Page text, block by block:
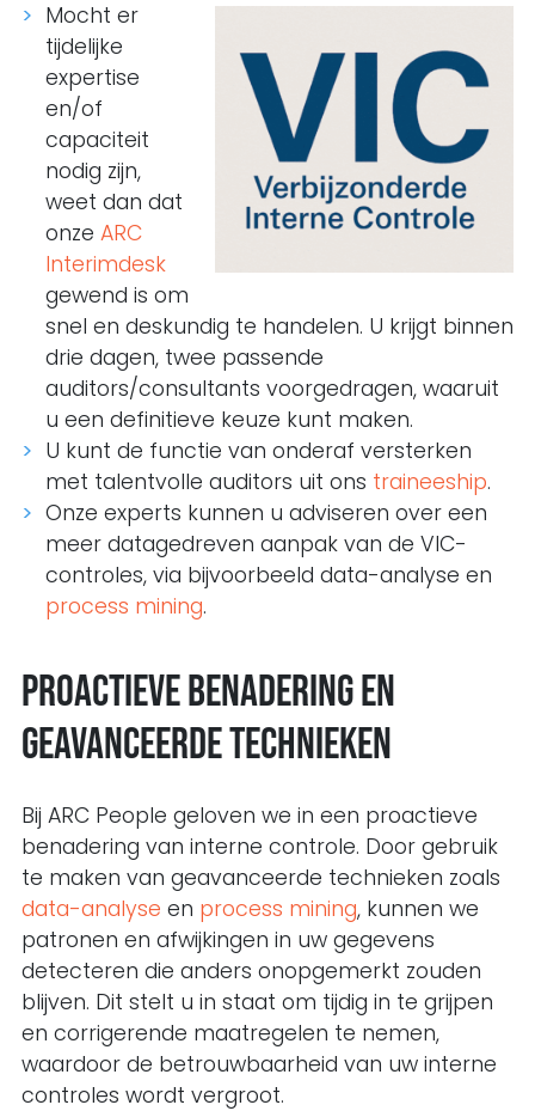
Mocht er
tijdelijke
expertise
en/of
capaciteit
nodig zijn,
weet dan dat
onze ARC
Interimdesk
gewend is om
snel en deskundig te handelen. U krijgt binnen
drie dagen, twee passende
auditors/consultants voorgedragen, waaruit
u een definitieve keuze kunt maken.
U kunt de functie van onderaf versterken
met talentvolle auditors uit ons traineeship.
Onze experts kunnen u adviseren over een
meer datagedreven aanpak van de VIC-
controles, via bijvoorbeeld data-analyse en
process mining.
Proactieve benadering en
geavanceerde technieken
Bij ARC People geloven we in een proactieve
benadering van interne controle. Door gebruik
te maken van geavanceerde technieken zoals
data-analyse en process mining, kunnen we
patronen en afwijkingen in uw gegevens
detecteren die anders onopgemerkt zouden
blijven. Dit stelt u in staat om tijdig in te grijpen
en corrigerende maatregelen te nemen,
waardoor de betrouwbaarheid van uw interne
controles wordt vergroot.